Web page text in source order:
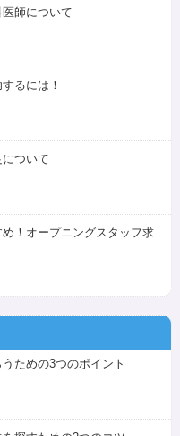
師について
るには！
ついて
！オープニングスタッフ求
ための3つのポイント